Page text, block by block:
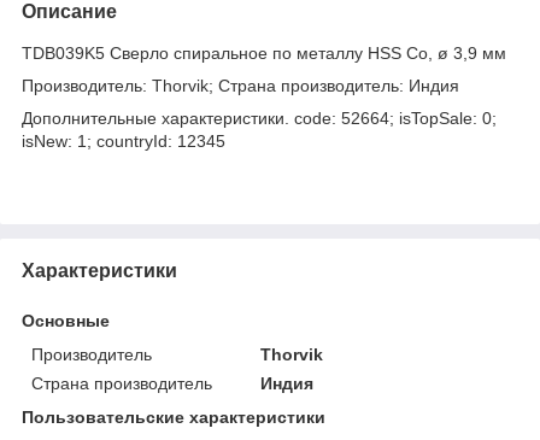
Описание
TDB039K5 Сверло спиральное по металлу HSS Co, ø 3,9 мм
Производитель: Thorvik; Страна производитель: Индия
Дополнительные характеристики. code: 52664; isTopSale: 0;
isNew: 1; countryId: 12345
Характеристики
Основные
Производитель
Thorvik
Страна производитель
Индия
Пользовательские характеристики